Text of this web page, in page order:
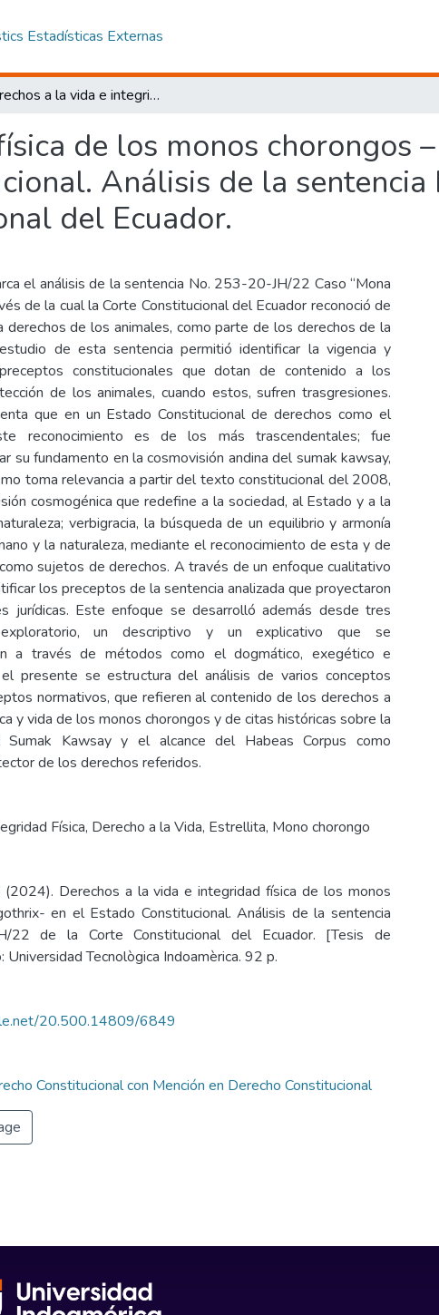
Estadísticas Externas
Derechos a la vida e integridad física de los monos chorongos –Lagothrix- en el Estado Constitucional. Análisis de la sentencia No. 253-20-JH/22 de la Corte Constitucional del Ecuador.
de los monos chorongos –
Análisis de la sentencia
del Ecuador.
el análisis de la sentencia No. 253-20-JH/22 Caso “Mona
de la cual la Corte Constitucional del Ecuador reconoció de
derechos de los animales, como parte de los derechos de la
de esta sentencia permitió identificar la vigencia y
constitucionales que dotan de contenido a los
de los animales, cuando estos, sufren trasgresiones.
que en un Estado Constitucional de derechos como el
reconocimiento es de los más trascendentales; fue
su fundamento en la cosmovisión andina del sumak kawsay,
toma relevancia a partir del texto constitucional del 2008,
cosmogénica que redefine a la sociedad, al Estado y a la
verbigracia, la búsqueda de un equilibrio y armonía
y la naturaleza, mediante el reconocimiento de esta y de
sujetos de derechos. A través de un enfoque cualitativo
los preceptos de la sentencia analizada que proyectaron
jurídicas. Este enfoque se desarrolló además desde tres
un descriptivo y un explicativo que se
a través de métodos como el dogmático, exegético e
presente se estructura del análisis de varios conceptos
normativos, que refieren al contenido de los derechos a
y vida de los monos chorongos y de citas históricas sobre la
Sumak Kawsay y el alcance del Habeas Corpus como
de los derechos referidos.
Física, Derecho a la Vida, Estrellita, Mono chorongo
(2024). Derechos a la vida e integridad física de los monos
en el Estado Constitucional. Análisis de la sentencia
22 de la Corte Constitucional del Ecuador. [Tesis de
Universidad Tecnològica Indoamèrica. 92 p.
20.500.14809/6849
Constitucional con Mención en Derecho Constitucional